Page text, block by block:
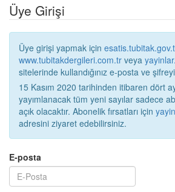
Üye Girişi
Üye girişi yapmak için
www.tubitakdergileri.com.tr veya
sitelerinde kullandığınız e-posta ve şifreyi
15 Kasım 2020 tarihinden itibaren dört
yayımlanacak tüm yeni sayılar sadece
açık olacaktır. Abonelik fırsatları için
adresini ziyaret edebilirsiniz.
E-posta